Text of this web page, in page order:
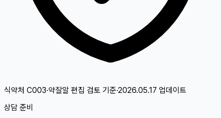
식약처 C003·약잘알 편집 검토 기준·2026.05.17 업데이트
상담 준비